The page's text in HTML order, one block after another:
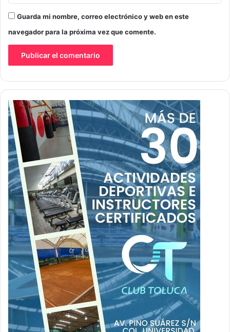
Guarda mi nombre, correo electrónico y web en este
navegador para la próxima vez que comente.